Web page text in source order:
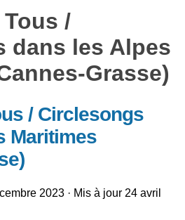
/
dans les Alpes
Grasse)
/ Circlesongs
Maritimes
2023 · Mis à jour 24 avril